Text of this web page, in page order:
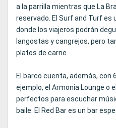
a la parrilla mientras que La
reservado. El Surf and Turf
donde los viajeros podrán
langostas y cangrejos, pero
platos de carne.
El barco cuenta, además, con
ejemplo, el Armonia Lounge o
perfectos para escuchar
baile. El Red Bar es un bar